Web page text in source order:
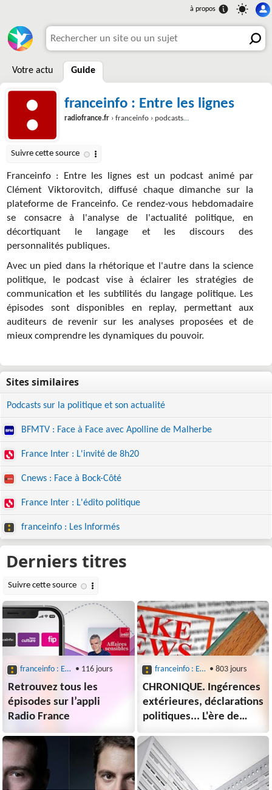
Votre actu Guide
franceinfo : Entre les lignes
radiofrance.fr › franceinfo › podcasts › entre-les-lignes
Franceinfo : Entre les lignes est un podcast animé par
Clément Viktorovitch, diffusé chaque dimanche sur la
plateforme de Franceinfo. Ce rendez-vous hebdomadaire
se consacre à l'analyse de l'actualité politique, en
décortiquant le langage et les discours des
personnalités publiques.
Avec un pied dans la rhétorique et l'autre dans la science
politique, le podcast vise à éclairer les stratégies de
communication et les subtilités du langage politique. Les
épisodes sont disponibles en replay, permettant aux
auditeurs de revenir sur les analyses proposées et de
mieux comprendre les dynamiques du pouvoir.
Podcasts sur la politique et son actualité
BFMTV : Face à Face avec Apolline de Malherbe
France Inter : L'invité de 8h20
Cnews : Face à Bock-Côté
France Inter : L'édito politique
franceinfo : Les Informés
franceinfo : Entre les lignes • 116 jours
Retrouvez tous les
épisodes sur l’appli
Radio France
franceinfo : Entre les lignes • 803 jours
CHRONIQUE. Ingérences
extérieures, déclarations
politiques... L'ère de